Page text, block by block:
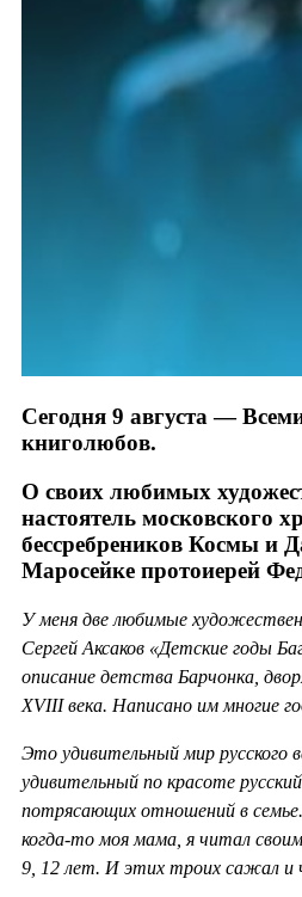
Сегодня 9 августа —
книголюбов.
О своих любимых
настоятель московского
бессребреников Космы и
Маросейке протоиерей
У меня две любимые
Сергей Аксаков «Детские годы
описание детства Барчонка,
XVIII века. Написано им многие
Это удивительный мир русского
удивительный по красоте
потрясающих отношений в
когда-то моя мама, я читал
9, 12 лет. И этих троих сажал и